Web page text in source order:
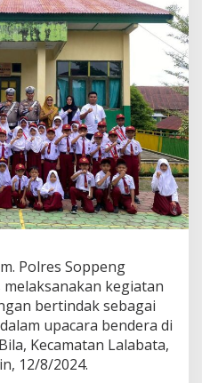
Polres Soppeng
kegiatan
bertindak sebagai
upacara bendera di
Kecamatan Lalabata,
12/8/2024.